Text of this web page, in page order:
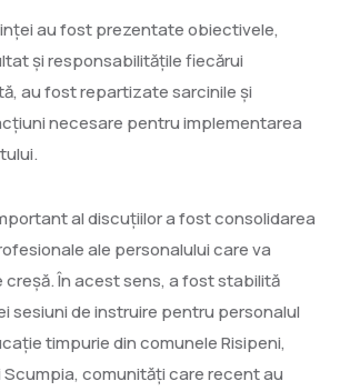
au fost prezentate obiectivele,
și responsabilitățile fiecărui
au fost repartizate sarcinile și
necesare pentru implementarea
al discuțiilor a fost consolidarea
ale personalului care va
creșă. În acest sens, a fost stabilită
sesiuni de instruire pentru personalul
timpurie din comunele Risipeni,
Scumpia, comunități care recent au